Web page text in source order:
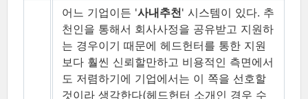
어느 기업이든 '사내추천' 시스템이 있다. 추
천인을 통해서 회사사정을 공유받고 지원하
는 경우이기 때문에 헤드헌터를 통한 지원
보다 훨씬 신뢰할만하고 비용적인 측면에서
도 저렴하기에 기업에서는 이 쪽을 선호할
것이라 생각한다(헤드헌터 소개인 경우 수